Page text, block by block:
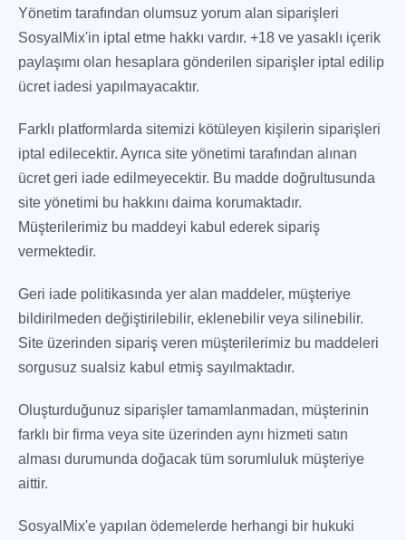
Yönetim tarafından olumsuz yorum alan siparişleri
SosyalMix'in iptal etme hakkı vardır. +18 ve yasaklı içerik
paylaşımı olan hesaplara gönderilen siparişler iptal edilip
ücret iadesi yapılmayacaktır.
Farklı platformlarda sitemizi kötüleyen kişilerin siparişleri
iptal edilecektir. Ayrıca site yönetimi tarafından alınan
ücret geri iade edilmeyecektir. Bu madde doğrultusunda
site yönetimi bu hakkını daima korumaktadır.
Müşterilerimiz bu maddeyi kabul ederek sipariş
vermektedir.
Geri iade politikasında yer alan maddeler, müşteriye
bildirilmeden değiştirilebilir, eklenebilir veya silinebilir.
Site üzerinden sipariş veren müşterilerimiz bu maddeleri
sorgusuz sualsiz kabul etmiş sayılmaktadır.
Oluşturduğunuz siparişler tamamlanmadan, müşterinin
farklı bir firma veya site üzerinden aynı hizmeti satın
alması durumunda doğacak tüm sorumluluk müşteriye
aittir.
SosyalMix'e yapılan ödemelerde herhangi bir hukuki